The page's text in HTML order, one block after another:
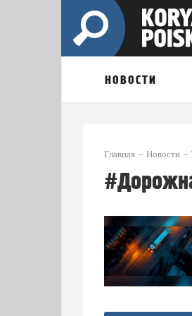
НОВОСТИ
Главная Новости